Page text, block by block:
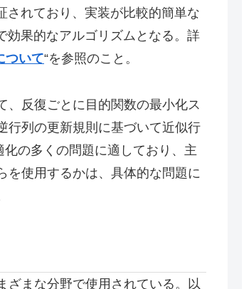
されており、実装が比較的簡単な
効果的なアルゴリズムとなる。詳
ついて“を参照のこと。
、反復ごとに目的関数の最小化ス
行列の更新規則に基づいて近似行
の多くの問題に適しており、主
を使用するかは、具体的な問題に
ざまな分野で使用されている。以